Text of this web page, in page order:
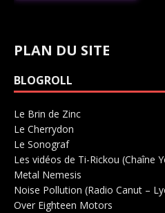
PLAN DU SITE
BLOGROLL
Le Brin de Zinc
Le Cherrydon
Le SonografSalle de concerts 0
Les vidéos de Ti-Rickou (Chaîne
Metal Nemesis
Noise Pollution (Radio Canut –
Over Eighteen Motors